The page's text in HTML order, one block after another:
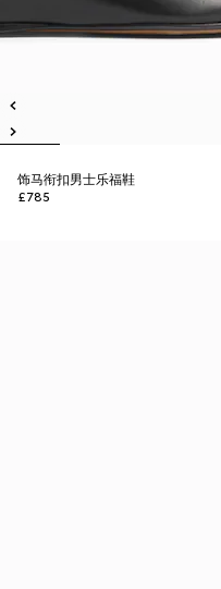
饰马衔扣男士乐福鞋
£785